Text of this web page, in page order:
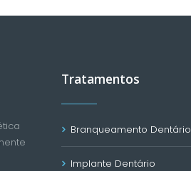
Tratamentos
Branqueamento Dentário
Implante Dentário